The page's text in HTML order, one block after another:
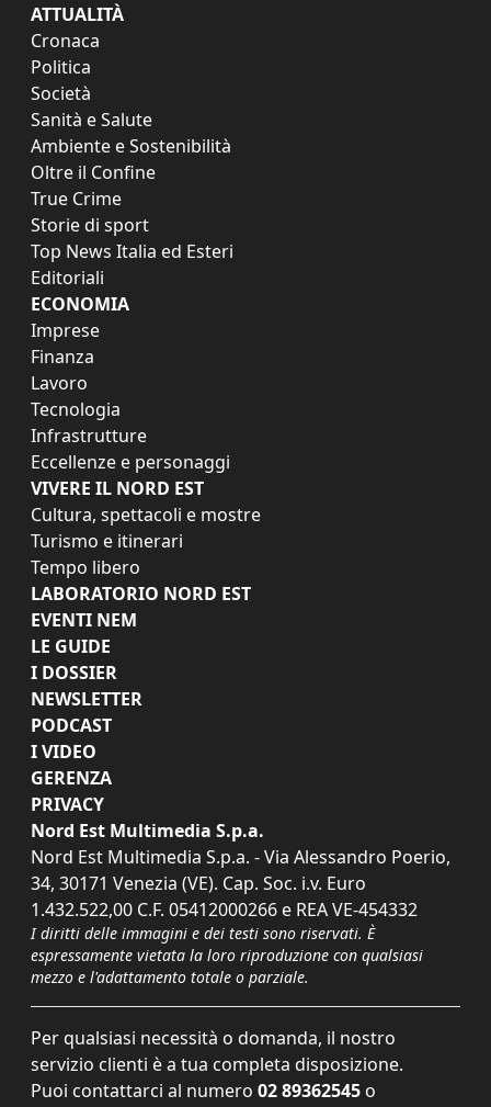
ATTUALITÀ
Cronaca
Politica
Società
Sanità e Salute
Ambiente e Sostenibilità
Oltre il Confine
True Crime
Storie di sport
Top News Italia ed Esteri
Editoriali
ECONOMIA
Imprese
Finanza
Lavoro
Tecnologia
Infrastrutture
Eccellenze e personaggi
VIVERE IL NORD EST
Cultura, spettacoli e mostre
Turismo e itinerari
Tempo libero
LABORATORIO NORD EST
EVENTI NEM
LE GUIDE
I DOSSIER
NEWSLETTER
PODCAST
I VIDEO
GERENZA
PRIVACY
Nord Est Multimedia S.p.a.
Nord Est Multimedia S.p.a. - Via Alessandro Poerio,
34, 30171 Venezia (VE). Cap. Soc. i.v. Euro
1.432.522,00 C.F. 05412000266 e REA VE-454332
I diritti delle immagini e dei testi sono riservati. È
espressamente vietata la loro riproduzione con qualsiasi
mezzo e l'adattamento totale o parziale.
Per qualsiasi necessità o domanda, il nostro
servizio clienti è a tua completa disposizione.
Puoi contattarci al numero 02 89362545 o